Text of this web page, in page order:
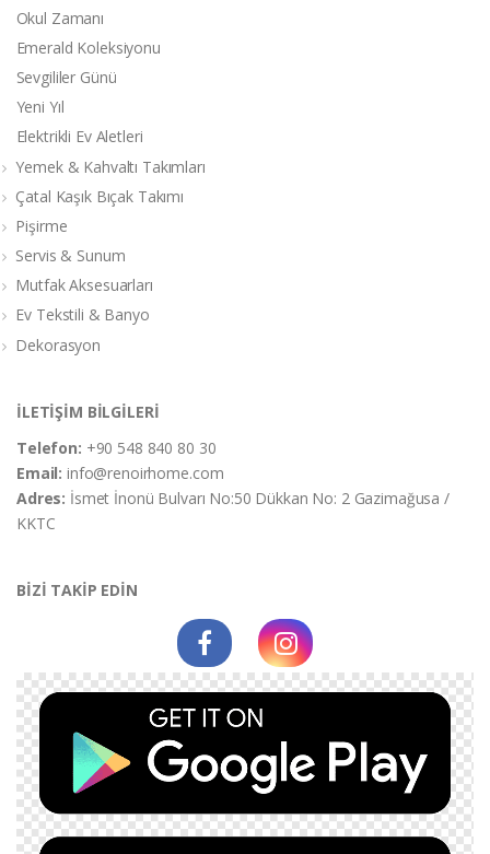
Okul Zamanı
Emerald Koleksiyonu
Sevgililer Günü
Yeni Yıl
Elektrikli Ev Aletleri
Yemek & Kahvaltı Takımları
Çatal Kaşık Bıçak Takımı
Pişirme
Servis & Sunum
Mutfak Aksesuarları
Ev Tekstili & Banyo
Dekorasyon
İLETİŞİM BİLGİLERİ
Telefon: +90 548 840 80 30
Email:info@renoirhome.com
Adres: İsmet İnonü Bulvarı No:50 Dükkan No: 2 Gazimağusa /
KKTC
BİZİ TAKİP EDİN